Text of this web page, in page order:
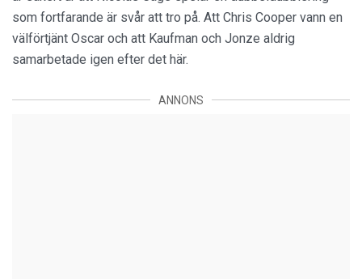
som fortfarande är svår att tro på. Att Chris Cooper vann en
välförtjänt Oscar och att Kaufman och Jonze aldrig
samarbetade igen efter det här.
ANNONS